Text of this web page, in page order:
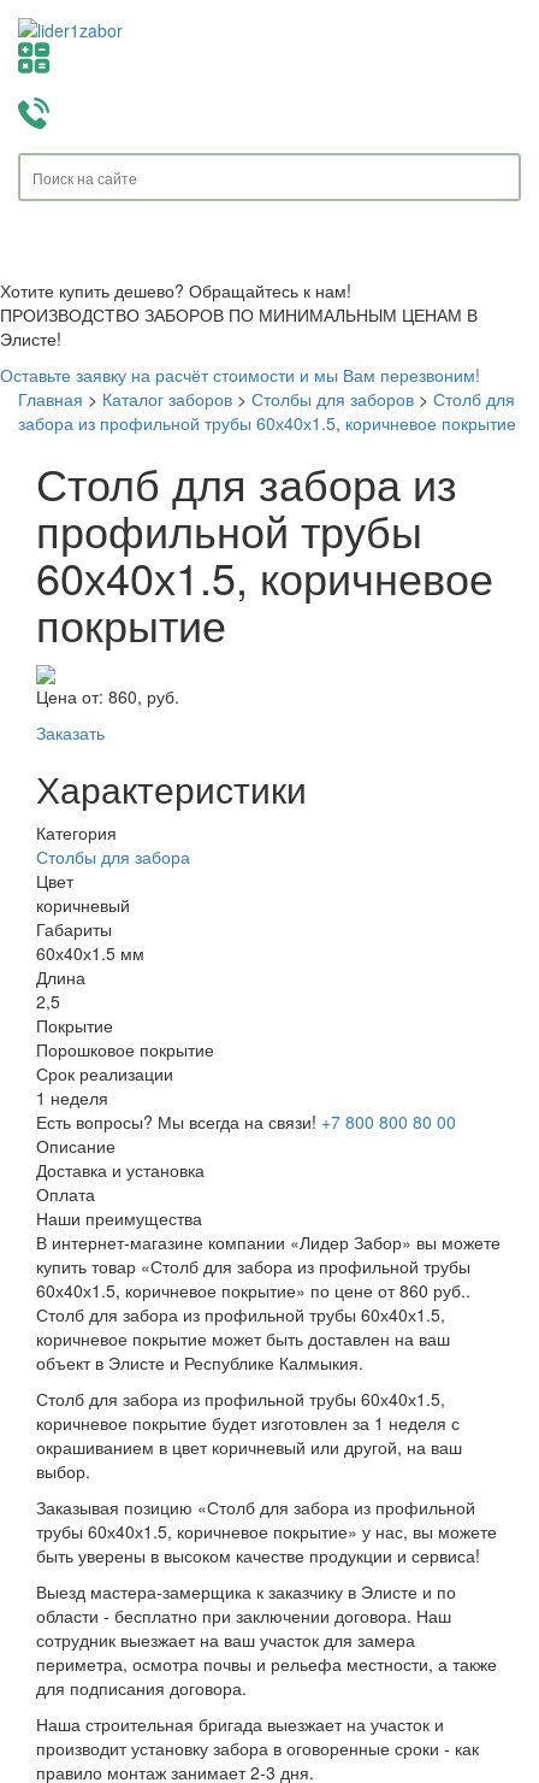
Хотите купить дешево? Обращайтесь к нам!
ПРОИЗВОДСТВО ЗАБОРОВ ПО МИНИМАЛЬНЫМ ЦЕНАМ В
Элисте!
Оставьте заявку на расчёт стоимости и мы Вам перезвоним!
Главная > Каталог заборов > Столбы для заборов > Столб для
забора из профильной трубы 60х40х1.5, коричневое покрытие
Столб для забора из
профильной трубы
60х40х1.5, коричневое
покрытие
Цена от: 860, руб.
Заказать
Характеристики
Категория
Столбы для забора
Цвет
коричневый
Габариты
60х40х1.5 мм
Длина
2,5
Покрытие
Порошковое покрытие
Срок реализации
1 неделя
Есть вопросы? Мы всегда на связи! +7 800 800 80 00
Описание
Доставка и установка
Оплата
Наши преимущества
В интернет-магазине компании «Лидер Забор» вы можете
купить товар «Столб для забора из профильной трубы
60х40х1.5, коричневое покрытие» по цене от 860 руб..
Столб для забора из профильной трубы 60х40х1.5,
коричневое покрытие может быть доставлен на ваш
объект в Элисте и Республике Калмыкия.
Столб для забора из профильной трубы 60х40х1.5,
коричневое покрытие будет изготовлен за 1 неделя с
окрашиванием в цвет коричневый или другой, на ваш
выбор.
Заказывая позицию «Столб для забора из профильной
трубы 60х40х1.5, коричневое покрытие» у нас, вы можете
быть уверены в высоком качестве продукции и сервиса!
Выезд мастера-замерщика к заказчику в Элисте и по
области - бесплатно при заключении договора. Наш
сотрудник выезжает на ваш участок для замера
периметра, осмотра почвы и рельефа местности, а также
для подписания договора.
Наша строительная бригада выезжает на участок и
производит установку забора в оговоренные сроки - как
правило монтаж занимает 2-3 дня.